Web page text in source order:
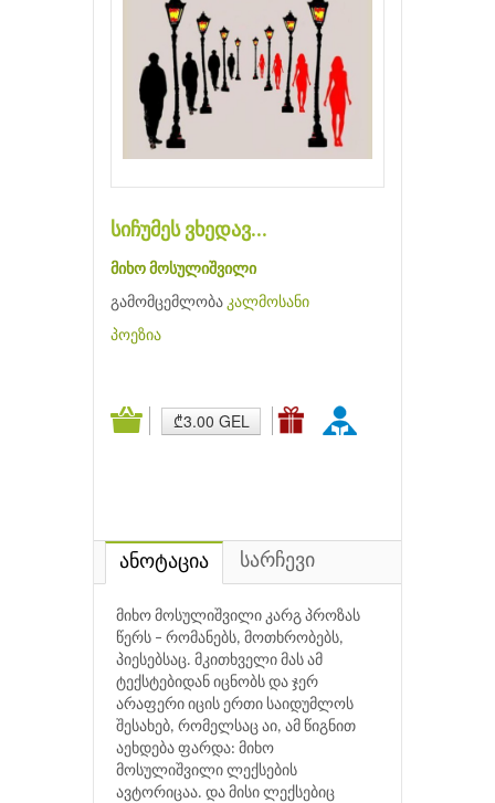
სიჩუმეს ვხედავ...
მიხო მოსულიშვილი
გამომცემლობა კალმოსანი
პოეზია
₾3.00 GEL
ანოტაცია სარჩევი
მიხო მოსულიშვილი კარგ პროზას
წერს – რომანებს, მოთხრობებს,
პიესებსაც. მკითხველი მას ამ
ტექსტებიდან იცნობს და ჯერ
არაფერი იცის ერთი საიდუმლოს
შესახებ, რომელსაც აი, ამ წიგნით
აეხდება ფარდა: მიხო
მოსულიშვილი ლექსების
ავტორიცაა. და მისი ლექსებიც